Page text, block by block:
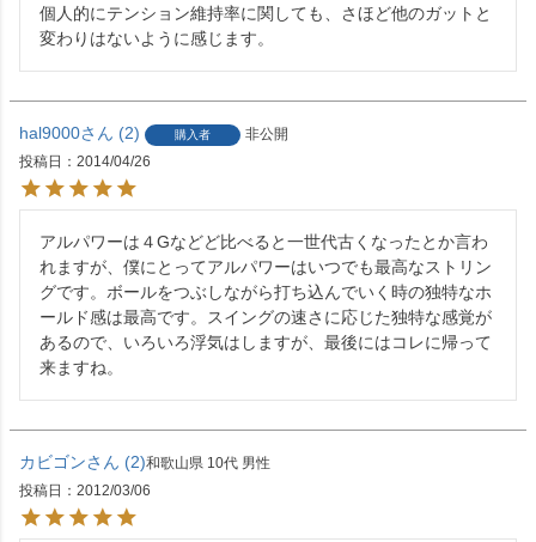
個人的にテンション維持率に関しても、さほど他のガットと
変わりはないように感じます。
hal9000 2 購入者
非公開
投稿日
2014/04/26
アルパワーは４Gなどど比べると一世代古くなったとか言わ
れますが、僕にとってアルパワーはいつでも最高なストリン
グです。ボールをつぶしながら打ち込んでいく時の独特なホ
ールド感は最高です。スイングの速さに応じた独特な感覚が
あるので、いろいろ浮気はしますが、最後にはコレに帰って
来ますね。
カビゴン 2 和歌山県 10代 男性
投稿日
2012/03/06